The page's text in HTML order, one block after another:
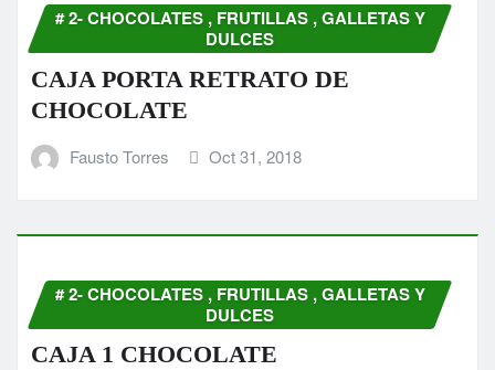
# 2- CHOCOLATES , FRUTILLAS , GALLETAS Y
DULCES
CAJA PORTA RETRATO DE
CHOCOLATE
Fausto Torres Oct 31, 2018
# 2- CHOCOLATES , FRUTILLAS , GALLETAS Y
DULCES
CAJA 1 CHOCOLATE